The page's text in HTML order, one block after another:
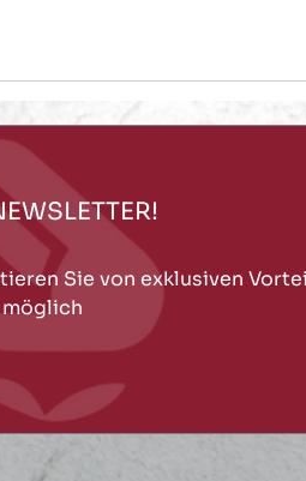
Sie von exklusiven